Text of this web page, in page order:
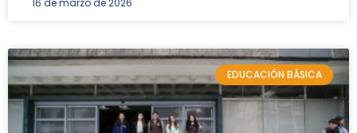
16 de marzo de 2026
EDUCACIÓN BÁSICA